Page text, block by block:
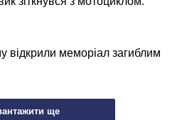
відкрили меморіал загиблим
ще